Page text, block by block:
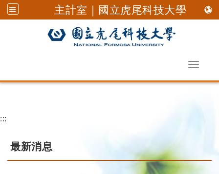
主計室｜國立虎尾科技大學
Toggle
跳到主要內容
:::
最新消息